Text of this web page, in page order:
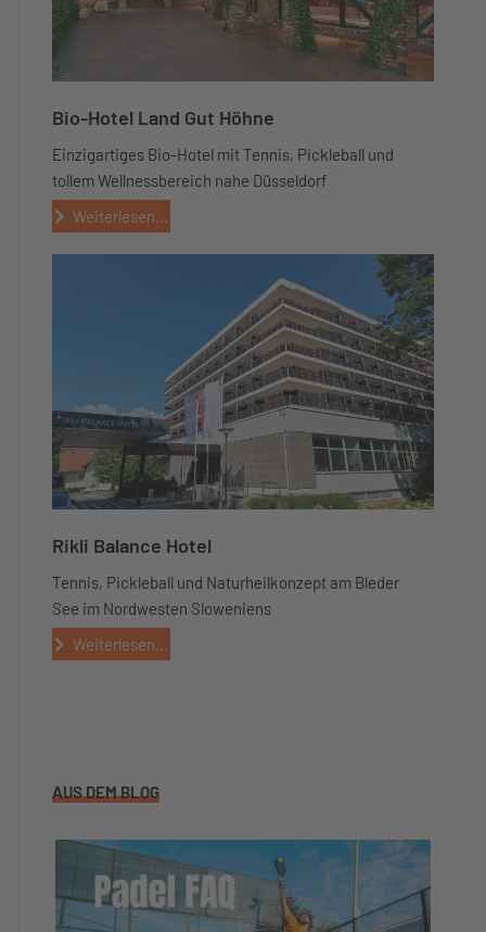
Bio-Hotel Land Gut Höhne
Einzigartiges Bio-Hotel mit Tennis, Pickleball und
tollem Wellnessbereich nahe Düsseldorf
Weiterlesen...
Rikli Balance Hotel
Tennis, Pickleball und Naturheilkonzept am Bleder
See im Nordwesten Sloweniens
Weiterlesen...
AUS DEM BLOG